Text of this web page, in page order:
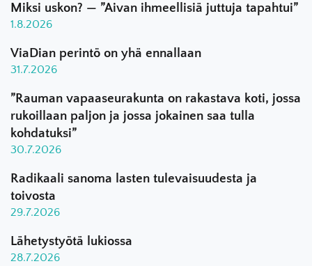
Miksi uskon? — ”Aivan ihmeellisiä juttuja tapahtui”
1.8.2026
ViaDian perintö on yhä ennallaan
31.7.2026
”Rauman vapaaseurakunta on rakastava koti, jossa
rukoillaan paljon ja jossa jokainen saa tulla
kohdatuksi”
30.7.2026
Radikaali sanoma lasten tulevaisuudesta ja
toivosta
29.7.2026
Lähetystyötä lukiossa
28.7.2026